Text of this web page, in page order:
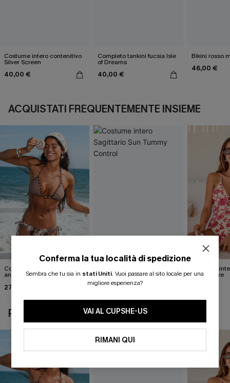
Costume intero contenitivo
Silver Screen
40,00 €
Completo tankini fucsia Isle
of Dreams
40,00 €
Bikini rosso
46,00 €
ACQUISTATI FREQUENTEMENTE INSIEME
Completo bikini con stampa
animalier molto
27,00 €
Sun Tummy Control
42,00 €
Costume
of Self-Love
POTREBBE INTERESSARTI ANCHE
Conferma la tua località di spedizione
Sembra che tu sia in stati Uniti. Vuoi passare al sito locale per una
migliore esperienza?
VAI AL CUPSHE-US
RIMANI QUI